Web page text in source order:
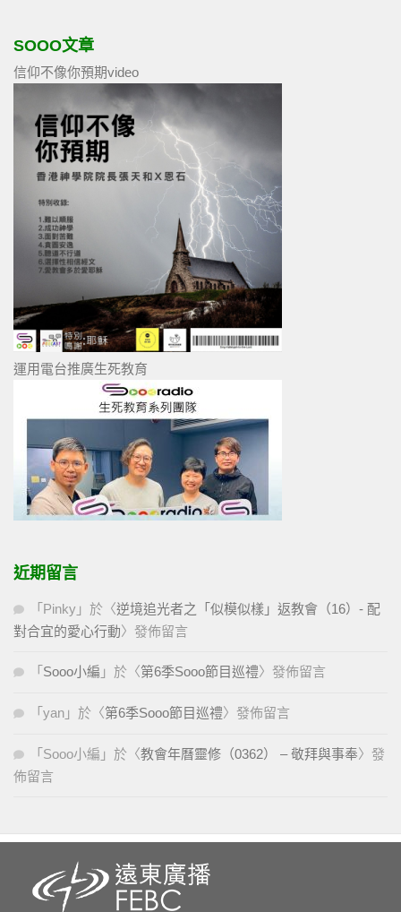
SOOO文章
信仰不像你預期video
運用電台推廣生死教育
近期留言
「 Pinky 」於〈逆境追光者之「似模似樣」返教會（16）- 配
對合宜的愛心行動〉發佈留言
「 Sooo小編 」於〈第6季Sooo節目巡禮〉發佈留言
「 yan 」於〈第6季Sooo節目巡禮〉發佈留言
「 Sooo小編 」於〈教會年曆靈修（0362） – 敬拜與事奉〉發
佈留言